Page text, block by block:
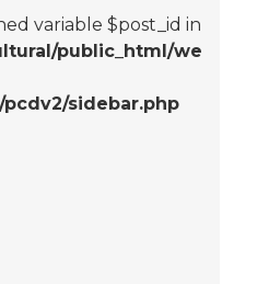
variable $post_id in
public_html/we
sidebar.php